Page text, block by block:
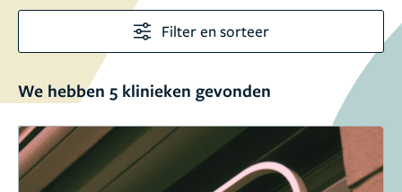
Filter en sorteer
We hebben 5 klinieken gevonden